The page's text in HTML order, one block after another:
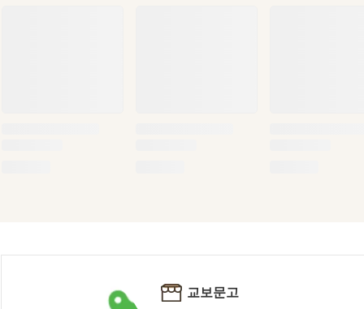
교보문고